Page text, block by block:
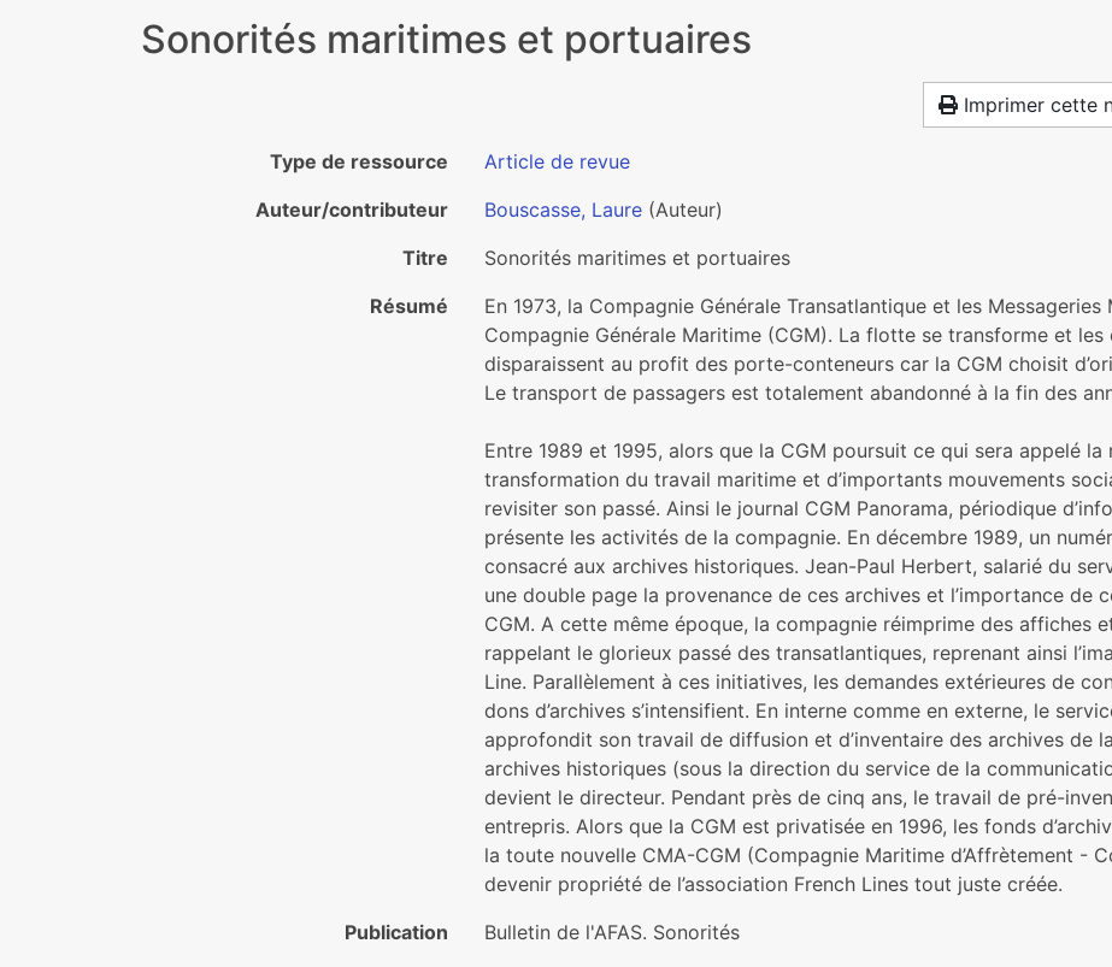
Sonorités maritimes et portuaires
Imprimer cette
Type de ressource
Article de revue
Auteur/contributeur
Bouscasse, Laure (Auteur)
Titre
Sonorités maritimes et portuaires
Résumé
En 1973, la Compagnie Générale Transatlantique et les
Compagnie Générale Maritime (CGM). La flotte se transforme et
disparaissent au profit des porte-conteneurs car la CGM choisit
Le transport de passagers est totalement abandonné à la fin des
Entre 1989 et 1995, alors que la CGM poursuit ce qui sera appelé
transformation du travail maritime et d’importants mouvements
revisiter son passé. Ainsi le journal CGM Panorama, périodique
présente les activités de la compagnie. En décembre 1989, un
consacré aux archives historiques. Jean-Paul Herbert, salarié du
une double page la provenance de ces archives et l’importance de
CGM. A cette même époque, la compagnie réimprime des affiches
rappelant le glorieux passé des transatlantiques, reprenant ainsi
Line. Parallèlement à ces initiatives, les demandes extérieures de
dons d’archives s’intensifient. En interne comme en externe, le
approfondit son travail de diffusion et d’inventaire des archives de
archives historiques (sous la direction du service de la
devient le directeur. Pendant près de cinq ans, le travail de pré-
entrepris. Alors que la CGM est privatisée en 1996, les fonds
la toute nouvelle CMA-CGM (Compagnie Maritime d’Affrètement -
devenir propriété de l’association French Lines tout juste créée.
Publication
Bulletin de l'AFAS. Sonorités